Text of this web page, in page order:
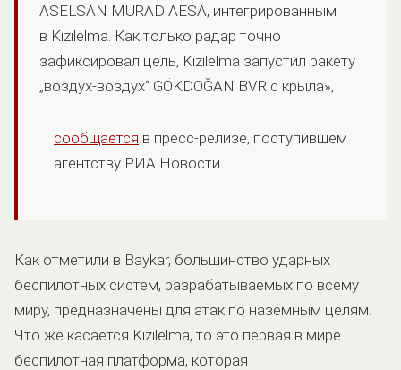
ASELSAN MURAD AESA, интегрированным
в Kızılelma. Как только радар точно
зафиксировал цель, Kızılelma запустил ракету
„воздух-воздух“ GÖKDOĞAN BVR с крыла»,
сообщается в пресс-релизе, поступившем
агентству РИА Новости.
Как отметили в Baykar, большинство ударных
беспилотных систем, разрабатываемых по всему
миру, предназначены для атак по наземным целям.
Что же касается Kızılelma, то это первая в мире
беспилотная платформа, которая